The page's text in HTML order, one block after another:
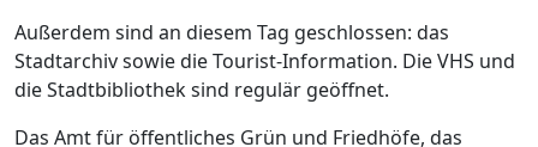
Außerdem sind an diesem Tag geschlossen: das
Stadtarchiv sowie die Tourist-Information. Die VHS und
die Stadtbibliothek sind regulär geöffnet.
Das Amt für öffentliches Grün und Friedhöfe, das